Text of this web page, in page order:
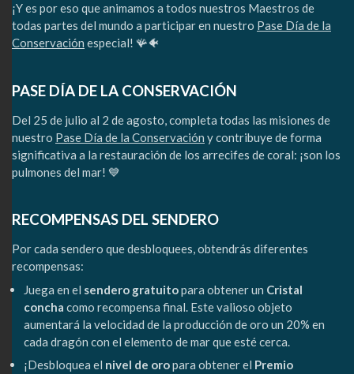
¡Y es por eso que animamos a todos nuestros Maestros de
todas partes del mundo a participar en nuestro Pase Día de la
Conservación especial! 🪸🐠
PASE DÍA DE LA CONSERVACIÓN
Del 25 de julio al 2 de agosto, completa todas las misiones de
nuestro Pase Día de la Conservación y contribuye de forma
significativa a la restauración de los arrecifes de coral: ¡son los
pulmones del mar! 💙
RECOMPENSAS DEL SENDERO
Por cada sendero que desbloquees, obtendrás diferentes
recompensas:
Juega en el sendero gratuitopara obtener un Cristal
concha como recompensa final. Este valioso objeto
aumentará la velocidad de la producción de oro un 20% en
cada dragón con el elemento de mar que esté cerca.
¡Desbloquea el nivel de oropara obtener el Premio